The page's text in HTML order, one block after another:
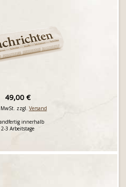
49,00 €
zzgl. Versand
innerhalb
2-3 Arbeitstage